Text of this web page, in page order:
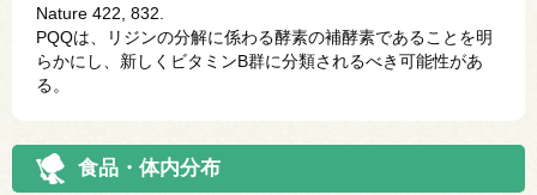
Nature 422, 832.
PQQは、リジンの分解に係わる酵素の補酵素であることを明
らかにし、新しくビタミンB群に分類されるべき可能性があ
る。
食品・体内分布